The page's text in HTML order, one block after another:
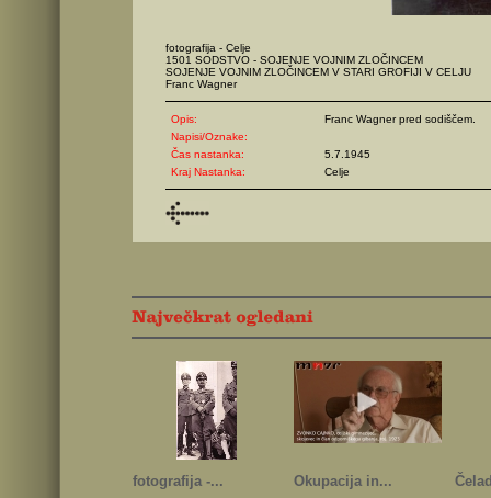
fotografija - Celje
1501 SODSTVO - SOJENJE VOJNIM ZLOČINCEM
SOJENJE VOJNIM ZLOČINCEM V STARI GROFIJI V CELJU
Franc Wagner
Opis:
Franc Wagner pred sodiščem.
Napisi/Oznake:
Čas nastanka:
5.7.1945
Kraj Nastanka:
Celje
fotografija -... Okupacija in...